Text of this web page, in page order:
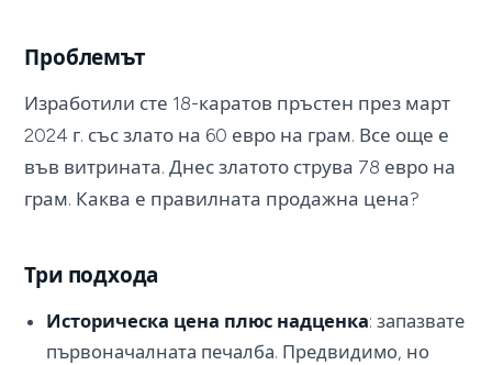
Проблемът
Изработили сте 18-каратов пръстен през март
2024 г. със злато на 60 евро на грам. Все още е
във витрината. Днес златото струва 78 евро на
грам. Каква е правилната продажна цена?
Три подхода
Историческа цена плюс надценка: запазвате
първоначалната печалба. Предвидимо, но